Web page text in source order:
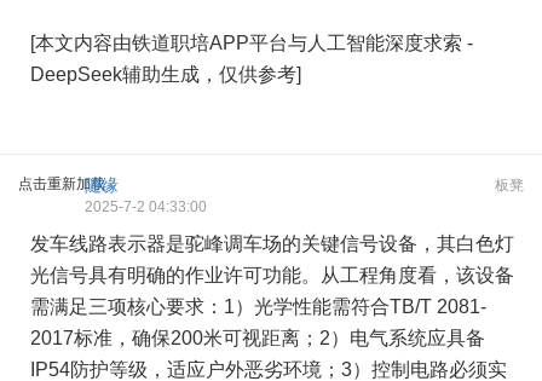
[本文内容由铁道职培APP平台与人工智能深度求索 -
DeepSeek辅助生成，仅供参考]
点击重新加载 板凳
随缘
2025-7-2 04:33:00
发车线路表示器是驼峰调车场的关键信号设备，其白色灯
光信号具有明确的作业许可功能。从工程角度看，该设备
需满足三项核心要求：1）光学性能需符合TB/T 2081-
2017标准，确保200米可视距离；2）电气系统应具备
IP54防护等级，适应户外恶劣环境；3）控制电路必须实